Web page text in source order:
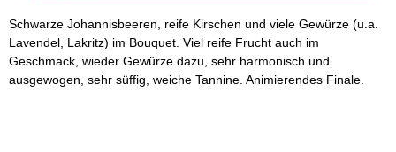
Schwarze Johannisbeeren, reife Kirschen und viele Gewürze (u.a.
Lavendel, Lakritz) im Bouquet. Viel reife Frucht auch im
Geschmack, wieder Gewürze dazu, sehr harmonisch und
ausgewogen, sehr süffig, weiche Tannine. Animierendes Finale.